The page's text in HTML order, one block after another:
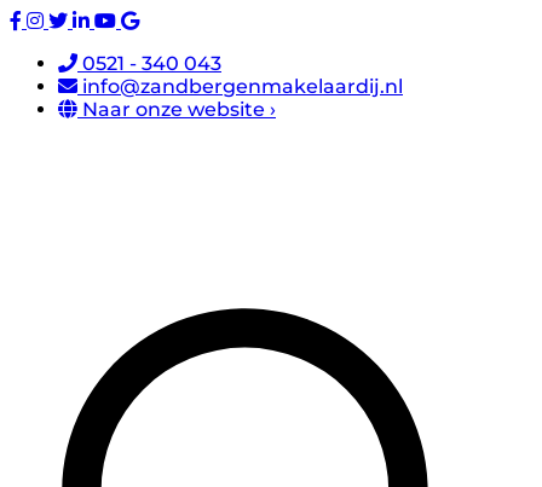
0521 - 340 043
info@zandbergenmakelaardij.nl
Naar onze website ›